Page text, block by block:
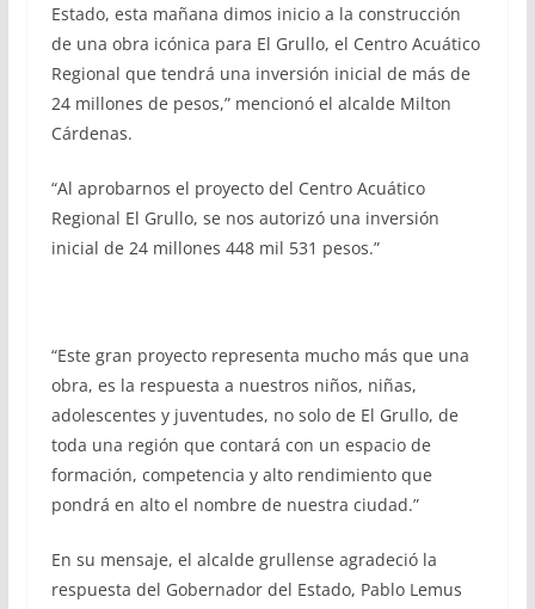
Estado, esta mañana dimos inicio a la construcción
de una obra icónica para El Grullo, el Centro Acuático
Regional que tendrá una inversión inicial de más de
24 millones de pesos,” mencionó el alcalde Milton
Cárdenas.
“Al aprobarnos el proyecto del Centro Acuático
Regional El Grullo, se nos autorizó una inversión
inicial de 24 millones 448 mil 531 pesos.”
“Este gran proyecto representa mucho más que una
obra, es la respuesta a nuestros niños, niñas,
adolescentes y juventudes, no solo de El Grullo, de
toda una región que contará con un espacio de
formación, competencia y alto rendimiento que
pondrá en alto el nombre de nuestra ciudad.”
En su mensaje, el alcalde grullense agradeció la
respuesta del Gobernador del Estado, Pablo Lemus